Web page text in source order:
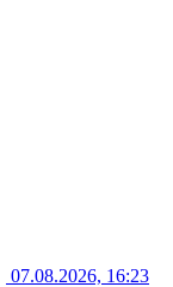
07.08.2026, 16:23